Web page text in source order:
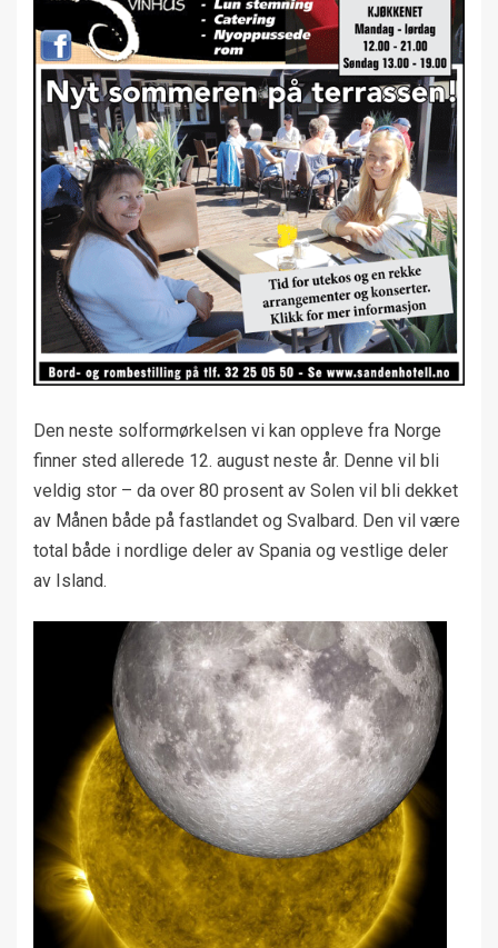
Den neste solformørkelsen vi kan oppleve fra Norge
finner sted allerede 12. august neste år. Denne vil bli
veldig stor – da over 80 prosent av Solen vil bli dekket
av Månen både på fastlandet og Svalbard. Den vil være
total både i nordlige deler av Spania og vestlige deler
av Island.